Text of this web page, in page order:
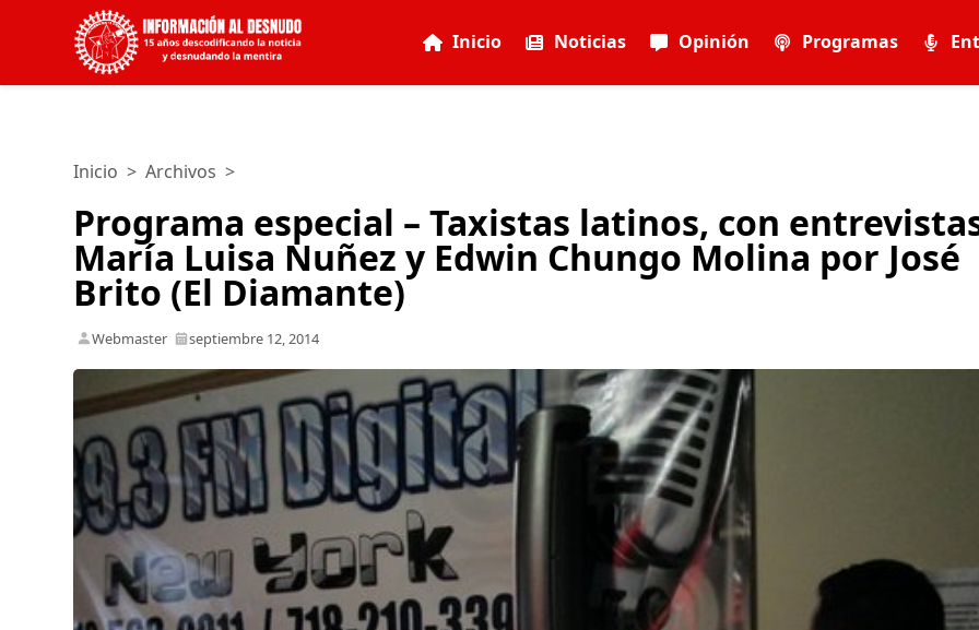
Inicio Noticias Opinión Programas
Inicio >Archivos >
Programa especial – Taxistas latinos, con
María Luisa Nuñez y Edwin Chungo Molina por José
Brito (El Diamante)
Webmaster septiembre 12, 2014